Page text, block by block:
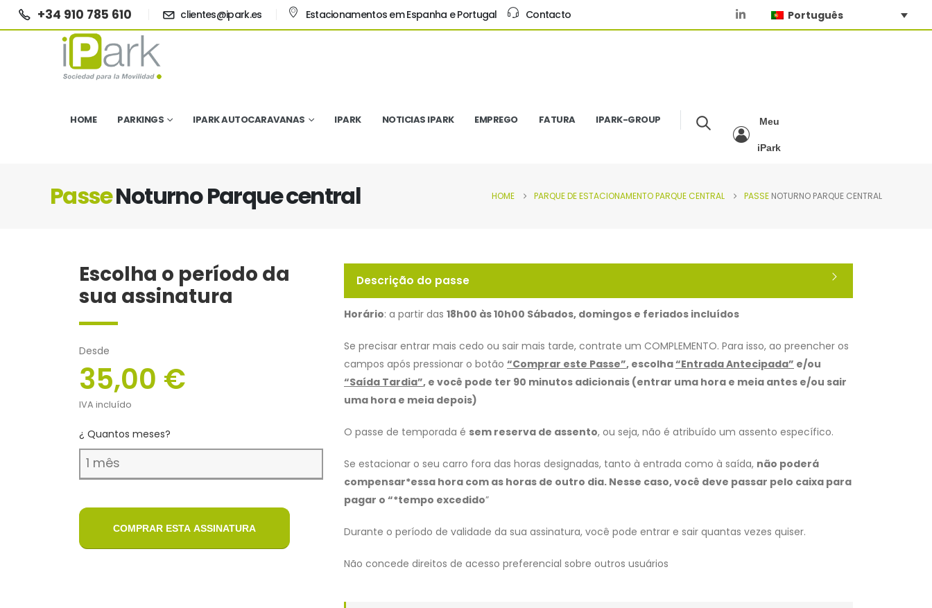
+34 910 785 610 clientes@ipark.es Estacionamentos em Espanha e Portugal Contacto Português
HOME PARKINGS IPARK AUTOCARAVANAS IPARK NOTICIAS IPARK EMPREGO FATURA IPARK-GROUP Meu
iPark
PasseNoturno Parque central HOME PARQUE DE ESTACIONAMENTOPARQUE CENTRAL PASSE NOTURNO PARQUE CENTRAL
Escolha o período da
sua assinatura
Desde
35,00 €
IVA incluído
¿ Quantos meses?
COMPRAR ESTA ASSINATURA
Descrição do passe
Horário: a partir das 18h00 às 10h00 Sábados, domingos e feriados incluídos
Se precisar entrar mais cedo ou sair mais tarde, contrate um COMPLEMENTO. Para isso, ao preencher os
campos após pressionar o botão “Comprar este Passe”, escolha“Entrada Antecipada” e/ou
“Saída Tardia”, e você pode ter 90 minutos adicionais (entrar uma hora e meia antes e/ou sair
uma hora e meia depois)
O passe de temporada é sem reserva de assento, ou seja, não é atribuído um assento específico.
Se estacionar o seu carro fora das horas designadas, tanto à entrada como à saída, não poderá
compensar*essa hora com as horas de outro dia. Nesse caso, você deve passar pelo caixa para
pagar o “*tempo excedido”
Durante o período de validade da sua assinatura, você pode entrar e sair quantas vezes quiser.
Não concede direitos de acesso preferencial sobre outros usuários